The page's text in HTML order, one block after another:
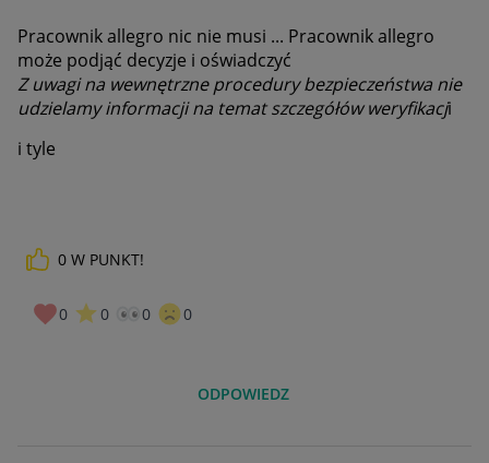
Pracownik allegro nic nie musi ... Pracownik allegro
może podjąć decyzje i oświadczyć
Z uwagi na wewnętrzne procedury bezpieczeństwa nie
udzielamy informacji na temat szczegółów weryfikacji
i tyle
0 W PUNKT!
0 0 0 0
ODPOWIEDZ